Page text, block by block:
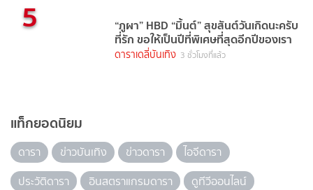
5 “ภูผา” HBD “มิ้นต์” สุขสันต์วันเกิดนะครับ
ที่รัก ขอให้เป็นปีที่พิเศษที่สุดอีกปีของเรา
ดาราเดลี่บันเทิง 3 ชั่วโมงที่แล้ว
แท็กยอดนิยม
ดารา ข่าวบันเทิง ข่าวดารา
ไอจีดารา
ประวัติดารา
อินสตราแกรมดารา
ดูทีวีออนไลน์